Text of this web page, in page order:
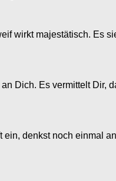
wirkt majestätisch. Es
Dich. Es vermittelt Dir,
denkst noch einmal